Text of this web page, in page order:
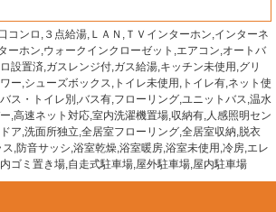
コンロ,３点給湯,ＬＡＮ,ＴＶインターホン,インターネ
ーホン,ウォークインクローゼット,エアコン,オートバ
設置済,ガスレンジ付,ガス給湯,キッチン未使用,グリ
ー,シューズボックス,トイレ未使用,トイレ有,ネット使
ス・トイレ別,バス有,フローリング,ユニットバス,温水
,高速ネット対応,室内洗濯機置場,収納有,人感照明セン
ア,洗面所独立,全居室フローリング,全居室収納,脱衣
,防音サッシ,浴室乾燥,浴室暖房,浴室未使用,冷房,エレ
ゴミ置き場,自走式駐車場,屋外駐車場,屋内駐車場